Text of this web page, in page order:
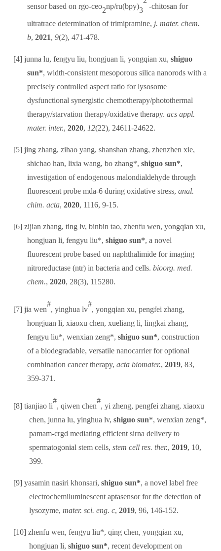
sensor based on rgo-ceo2np/ru(bpy)3 -chitosan for
ultratrace determination of trimipramine, j. mater. chem.
b,2021,9(2), 471-478.
[4]junna lu, fengyu liu, hongjuan li, yongqian xu,shiguo
sun*, width-consistent mesoporous silica nanorods with a
precisely controlled aspect ratio for lysosome
dysfunctional synergistic chemotherapy/photothermal
therapy/starvation therapy/oxidative therapy.acs appl.
mater. inter.,2020,12(22), 24611-24622.
[5]jing zhang, zihao yang, shanshan zhang, zhenzhen xie,
shichao han, lixia wang, bo zhang*,shiguo sun*,
investigation of endogenous malondialdehyde through
fluorescent probe mda-6 during oxidative stress,anal.
chim. acta,2020, 1116, 9-15.
[6]zijian zhang, ting lv, binbin tao, zhenfu wen, yongqian xu,
hongjuan li, fengyu liu*,shiguo sun*, a novel
fluorescent probe based on naphthalimide for imaging
nitroreductase (ntr) in bacteria and cells.bioorg. med.
chem.,2020, 28(3), 115280.
[7]jia wen
#
, yinghua lv
#
, yongqian xu, pengfei zhang,
hongjuan li, xiaoxu chen, xueliang li, lingkai zhang,
fengyu liu*, wenxian zeng*,shiguo sun*, construction
of a biodegradable, versatile nanocarrier for optional
combination cancer therapy,acta biomater.,2019, 83,
359-371.
[8]tianjiao li
#
, qiwen chen
#
, yi zheng, pengfei zhang, xiaoxu
chen, junna lu, yinghua lv,shiguo sun*, wenxian zeng*,
pamam-crgd mediating efficient sirna delivery to
spermatogonial stem cells, stem cell res. ther.,2019, 10,
399.
[9]yasamin nasiri khonsari,shiguo sun*, a novel label free
electrochemiluminescent aptasensor for the detection of
lysozyme,mater. sci. eng. c,2019, 96, 146-152.
[10]zhenfu wen, fengyu liu*, qing chen, yongqian xu,
hongjuan li,shiguo sun*, recent development on